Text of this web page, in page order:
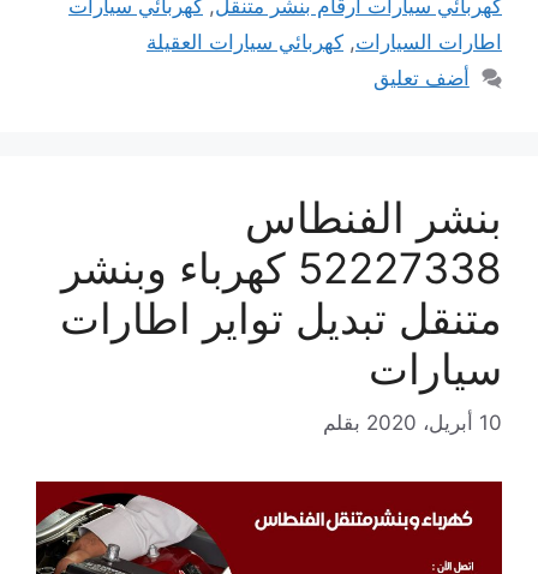
كهربائي سيارات ارقام بنشر متنقل, كهربائي سيارات
اطارات السيارات, كهربائي سيارات العقيلة
أضف تعليق
بنشر الفنطاس
52227338 كهرباء وبنشر
متنقل تبديل تواير اطارات
سيارات
10 أبريل، 2020 بقلم